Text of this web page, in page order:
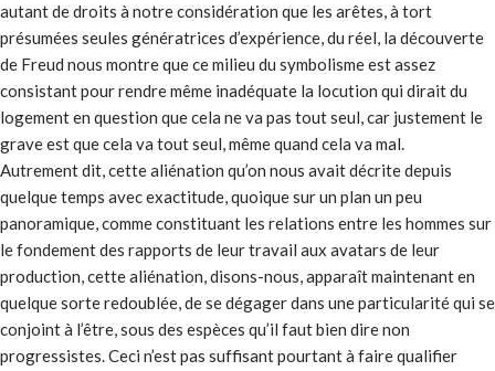
autant de droits à notre considération que les arêtes, à tort
présumées seules génératrices d’expérience, du réel, la découverte
de Freud nous montre que ce milieu du symbolisme est assez
consistant pour rendre même inadéquate la locution qui dirait du
logement en question que cela ne va pas tout seul, car justement le
grave est que cela va tout seul, même quand cela va mal.
Autrement dit, cette aliénation qu’on nous avait décrite depuis
quelque temps avec exactitude, quoique sur un plan un peu
panoramique, comme constituant les relations entre les hommes sur
le fondement des rapports de leur travail aux avatars de leur
production, cette aliénation, disons-nous, apparaît maintenant en
quelque sorte redoublée, de se dégager dans une particularité qui se
conjoint à l’être, sous des espèces qu’il faut bien dire non
progressistes. Ceci n’est pas suffisant pourtant à faire qualifier